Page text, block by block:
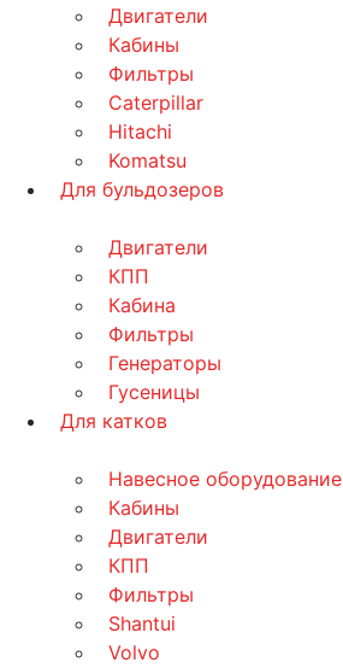
Двигатели
Кабины
Фильтры
Caterpillar
Hitachi
Komatsu
Для бульдозеров
Двигатели
КПП
Кабина
Фильтры
Генераторы
Гусеницы
Для катков
Навесное оборудование
Кабины
Двигатели
КПП
Фильтры
Shantui
Volvo